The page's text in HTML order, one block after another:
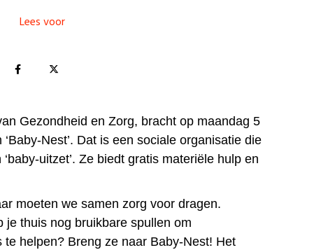
Lees voor
Gezondheid en Zorg, bracht op maandag 5
Nest’. Dat is een sociale organisatie die
uitzet’. Ze biedt gratis materiële hulp en
moeten we samen zorg voor dragen.
je thuis nog bruikbare spullen om
helpen? Breng ze naar Baby-Nest! Het